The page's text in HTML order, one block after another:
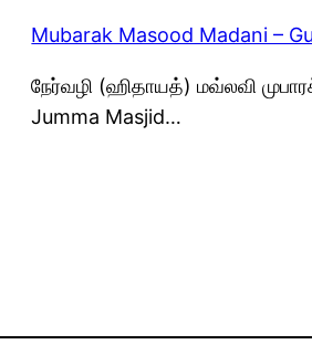
Mubarak Masood Madani –
நேர்வழி (ஹிதாயத்) மவ்லவி
Jumma Masjid…